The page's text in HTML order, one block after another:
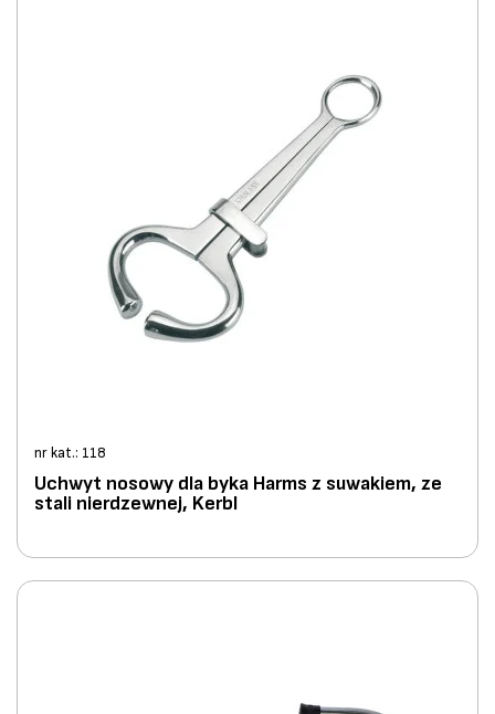
nr kat.: 118
Uchwyt nosowy dla byka Harms z suwakiem, ze
stali nierdzewnej, Kerbl